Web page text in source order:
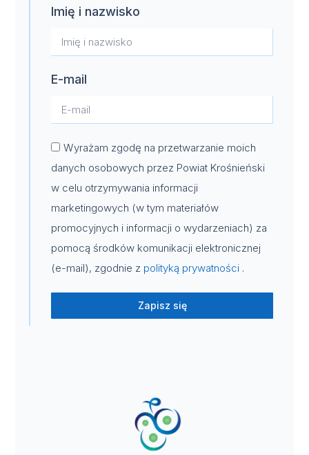
Imię i nazwisko
E-mail
Wyrażam zgodę na przetwarzanie moich
danych osobowych przez Powiat Krośnieński
w celu otrzymywania informacji
marketingowych (w tym materiałów
promocyjnych i informacji o wydarzeniach) za
pomocą środków komunikacji elektronicznej
(e-mail), zgodnie z polityką prywatności .
Zapisz się